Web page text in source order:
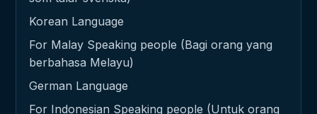
Korean Language
For Malay Speaking people (Bagi orang yang
berbahasa Melayu)
German Language
For Indonesian Speaking people (Untuk orang